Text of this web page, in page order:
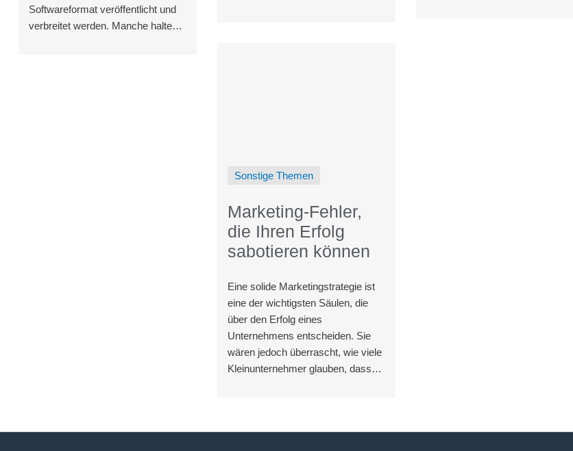
Softwareformat veröffentlicht und
verbreitet werden. Manche halten
Sonstige Themen
Marketing-Fehler,
die Ihren Erfolg
sabotieren können
Eine solide Marketingstrategie ist
eine der wichtigsten Säulen, die
über den Erfolg eines
Unternehmens entscheiden. Sie
wären jedoch überrascht, wie viele
Kleinunternehmer glauben, dass